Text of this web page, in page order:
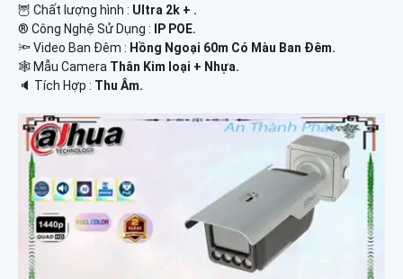
🦉 Chất lượng hình : Ultra 2k + .
®️ Công Nghệ Sử Dụng :
IP POE.
🔦 Video Ban Đêm : Hồng Ngoại 60m Có Màu Ban Ðêm.
🕸️ Mẫu Camera Thân Kim loại + Nhựa.
️🔈 Tích Hợp : Thu Âm.